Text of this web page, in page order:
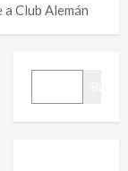
a Club Alemán